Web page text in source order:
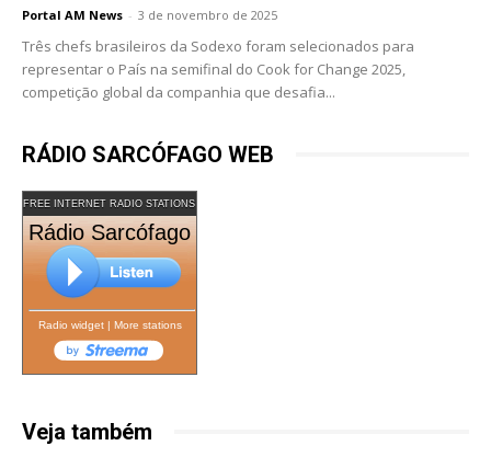
Portal AM News - 3 de novembro de 2025
Três chefs brasileiros da Sodexo foram selecionados para
representar o País na semifinal do Cook for Change 2025,
competição global da companhia que desafia...
RÁDIO SARCÓFAGO WEB
FREE INTERNET RADIO STATIONS
Rádio Sarcófago
Radio widget| More stations
Veja também